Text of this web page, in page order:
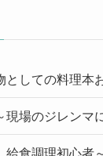
としての料理本
現場のジレンマ
給食調理初心者